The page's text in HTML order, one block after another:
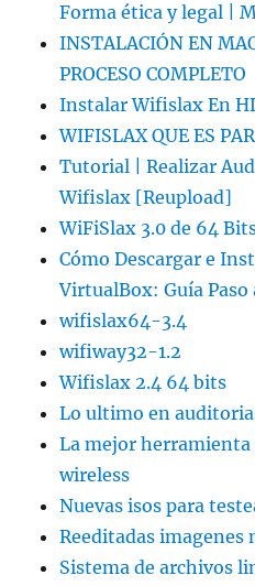
Forma ética y legal |
INSTALACIÓN EN
PROCESO COMPLETO
Instalar Wifislax En
WIFISLAX QUE ES
Tutorial | Realizar
Wifislax [Reupload]
WiFiSlax 3.0 de 64
Cómo Descargar e
VirtualBox: Guía Paso
wifislax64-3.4
wifiway32-1.2
Wifislax 2.4 64 bits
Lo ultimo en
La mejor herramienta
wireless
Nuevas isos para
Reeditadas
Sistema de archivos